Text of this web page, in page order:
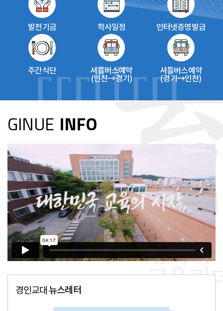
발전기금 학사일정 인터넷증명발급
주간식단
셔틀버스예약
(인천→경기)
셔틀버스예약
(경기→인천)
GINUE INFO
경인교대 뉴스레터